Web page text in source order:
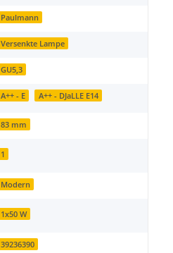
Paulmann
Versenkte Lampe
GU5,3
A++ - E A++ - DJaLLE E14
83 mm
1
Modern
1x50 W
39236390